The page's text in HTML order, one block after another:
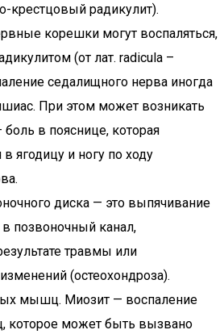
крестцовый радикулит).
корешки могут воспаляться,
(от лат. radicula –
седалищного нерва иногда
При этом может возникать
в пояснице, которая
в ягодицу и ногу по ходу
диска — это выпячивание
позвоночный канал,
травмы или
(остеохондроза).
мышц. Миозит — воспаление
которое может быть вызвано